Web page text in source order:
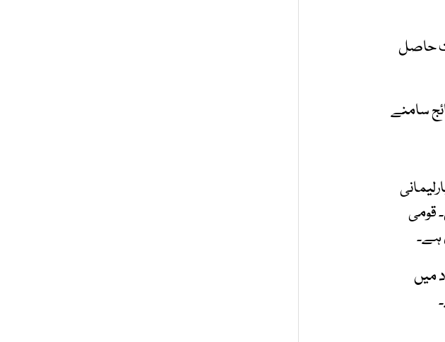
26 کے بجٹ میں 27.3 فیصد بچت حاصل
سامنے
قومی
ہے۔
میں